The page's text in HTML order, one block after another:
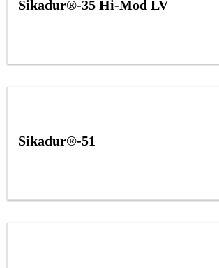
Sikadur®-35 Hi-Mod LV
Sikadur®-51